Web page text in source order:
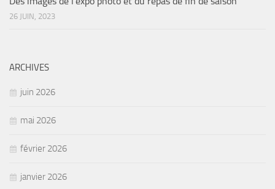
26 JUIN, 2023
ARCHIVES
juin 2026
mai 2026
février 2026
janvier 2026